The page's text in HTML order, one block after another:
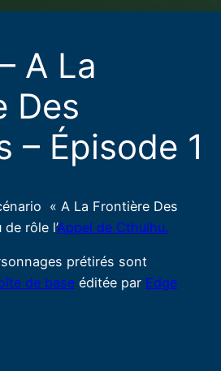
A La
Des
– Épisode 1
« A La Frontière Des
rôle l’Appel de Cthulhu.
prétirés sont
de base éditée par Edge